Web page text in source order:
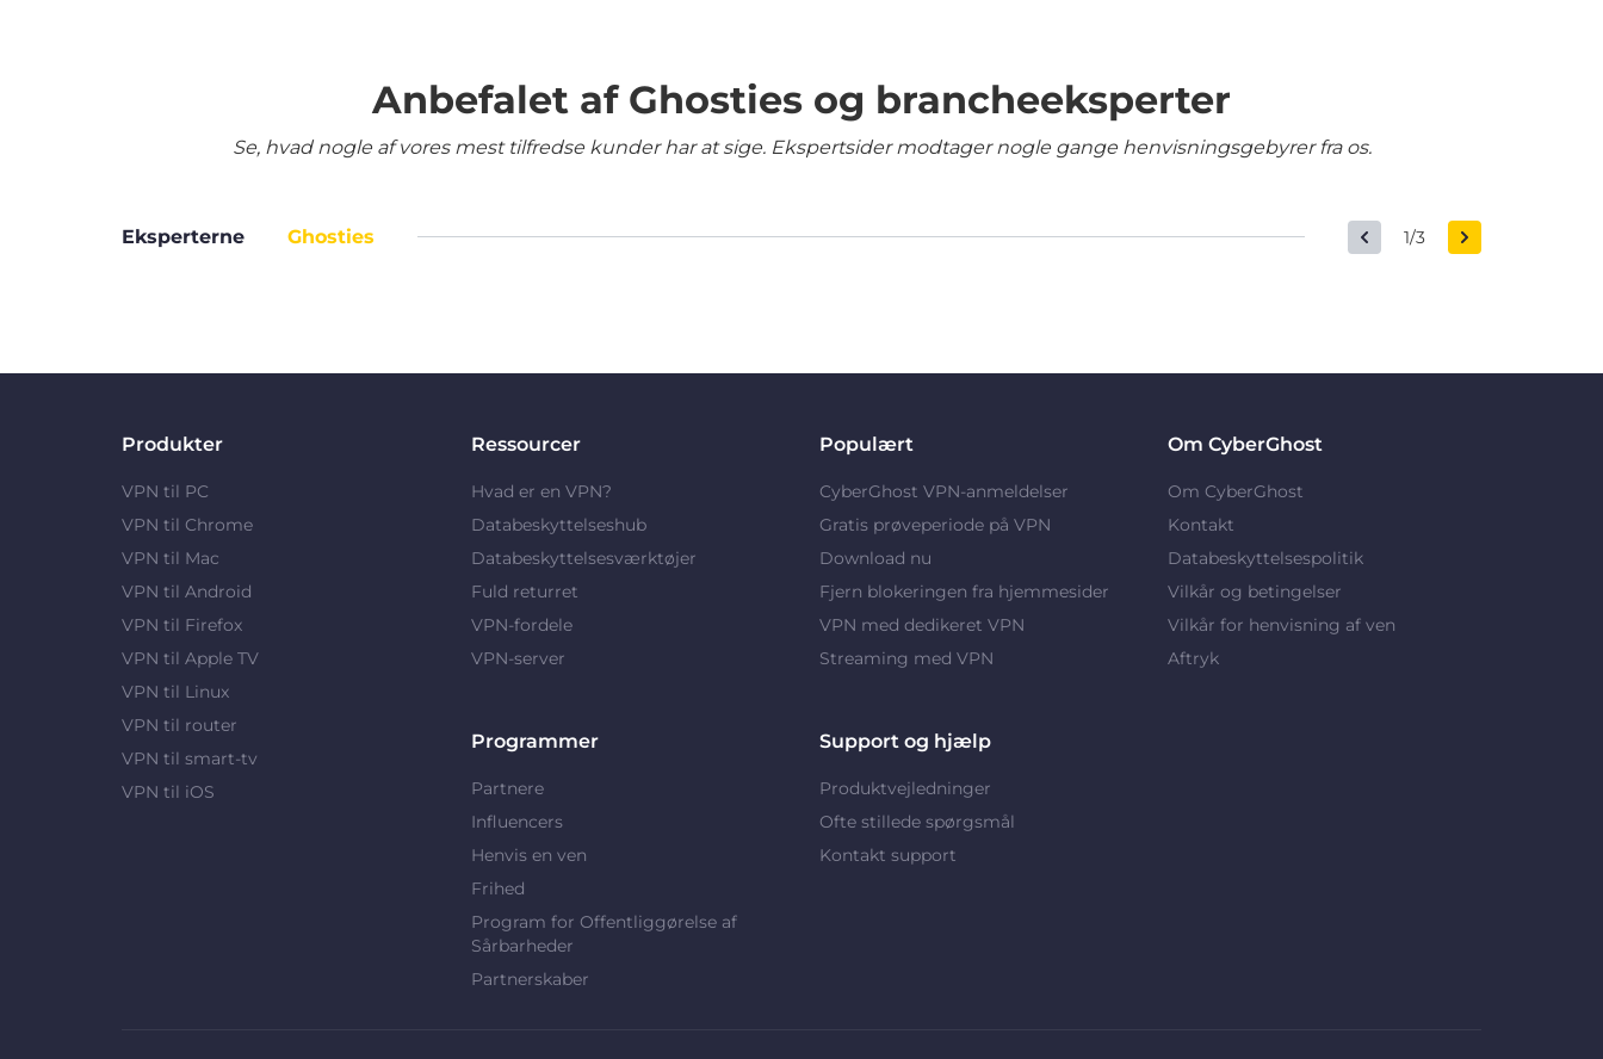
Anbefalet af Ghosties og brancheeksperter
Se, hvad nogle af vores mest tilfredse kunder har at sige. Ekspertsider modtager nogle gange henvisningsgebyrer fra os.
Eksperterne Ghosties 1/3
Produkter
VPN til PC
VPN til Chrome
VPN til Mac
VPN til Android
VPN til Firefox
VPN til Apple TV
VPN til Linux
VPN til router
VPN til smart-tv
VPN til iOS
Ressourcer
Hvad er en VPN?
Databeskyttelseshub
Databeskyttelsesværktøjer
Fuld returret
VPN-fordele
VPN-server
Populært
CyberGhost VPN-anmeldelser
Gratis prøveperiode på VPN
Download nu
Fjern blokeringen fra hjemmesider
VPN med dedikeret VPN
Streaming med VPN
Om CyberGhost
Om CyberGhost
Kontakt
Databeskyttelsespolitik
Vilkår og betingelser
Vilkår for henvisning af ven
Aftryk
Programmer
Partnere
Influencers
Henvis en ven
Frihed
Program for Offentliggørelse af
Sårbarheder
Partnerskaber
Support og hjælp
Produktvejledninger
Ofte stillede spørgsmål
Kontakt support